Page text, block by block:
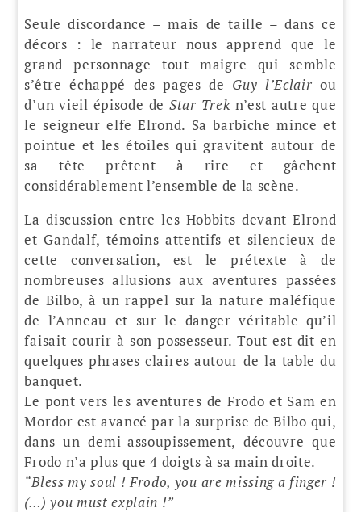
Seule discordance – mais de taille – dans ce
décors : le narrateur nous apprend que le
grand personnage tout maigre qui semble
s’être échappé des pages de Guy l’Eclair ou
d’un vieil épisode de Star Trek n’est autre que
le seigneur elfe Elrond. Sa barbiche mince et
pointue et les étoiles qui gravitent autour de
sa tête prêtent à rire et gâchent
considérablement l’ensemble de la scène.
La discussion entre les Hobbits devant Elrond
et Gandalf, témoins attentifs et silencieux de
cette conversation, est le prétexte à de
nombreuses allusions aux aventures passées
de Bilbo, à un rappel sur la nature maléfique
de l’Anneau et sur le danger véritable qu’il
faisait courir à son possesseur. Tout est dit en
quelques phrases claires autour de la table du
banquet.
Le pont vers les aventures de Frodo et Sam en
Mordor est avancé par la surprise de Bilbo qui,
dans un demi-assoupissement, découvre que
Frodo n’a plus que 4 doigts à sa main droite.
“Bless my soul ! Frodo, you are missing a finger !
(…) you must explain !”